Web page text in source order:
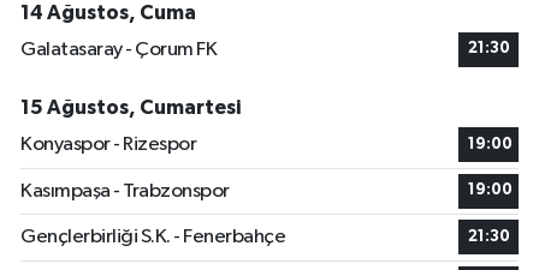
14 Ağustos, Cuma
Galatasaray - Çorum FK
21:30
15 Ağustos, Cumartesi
Konyaspor - Rizespor
19:00
Kasımpaşa - Trabzonspor 19:00
Gençlerbirliği S.K. - Fenerbahçe 21:30